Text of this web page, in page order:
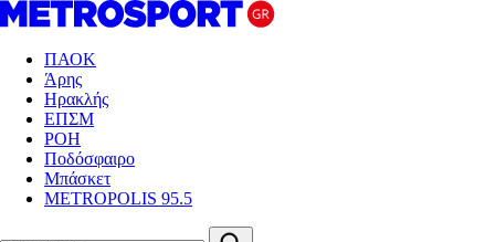
ΠΑΟΚ
Άρης
Ηρακλής
ΕΠΣΜ
ΡΟΗ
Ποδόσφαιρο
Μπάσκετ
METROPOLIS 95.5